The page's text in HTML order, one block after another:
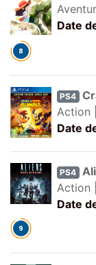
Date
PS4
Action
Date
PS4
Action
Date